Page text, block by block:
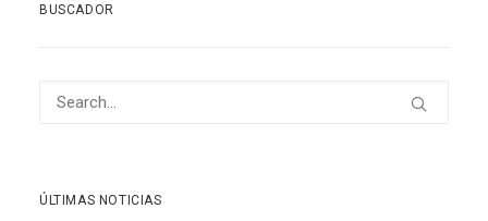
BUSCADOR
ÚLTIMAS NOTICIAS